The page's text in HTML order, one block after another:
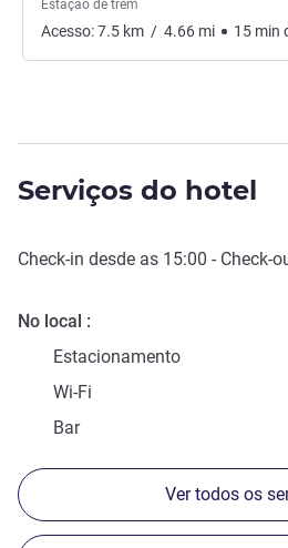
Estação de trem
Acesso:7.5 km / 4.66 mi 15 min
Serviços do hotel
Check-in desde as 15:00 - Check-
No local
Estacionamento
Wi-Fi
Bar
Ver todos os